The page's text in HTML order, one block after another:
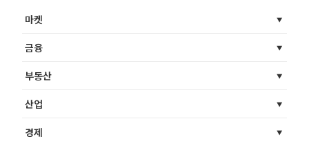
마켓
금융
부동산
산업
경제